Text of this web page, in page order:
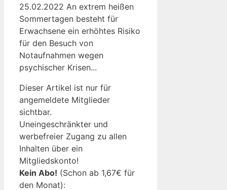
25.02.2022 An extrem heißen
Sommertagen besteht für
Erwachsene ein erhöhtes Risiko
für den Besuch von
Notaufnahmen wegen
psychischer Krisen...
Dieser Artikel ist nur für
angemeldete Mitglieder
sichtbar.
Uneingeschränkter und
werbefreier Zugang zu allen
Inhalten über ein
Mitgliedskonto!
Kein Abo! (Schon ab 1,67€ für
den Monat):